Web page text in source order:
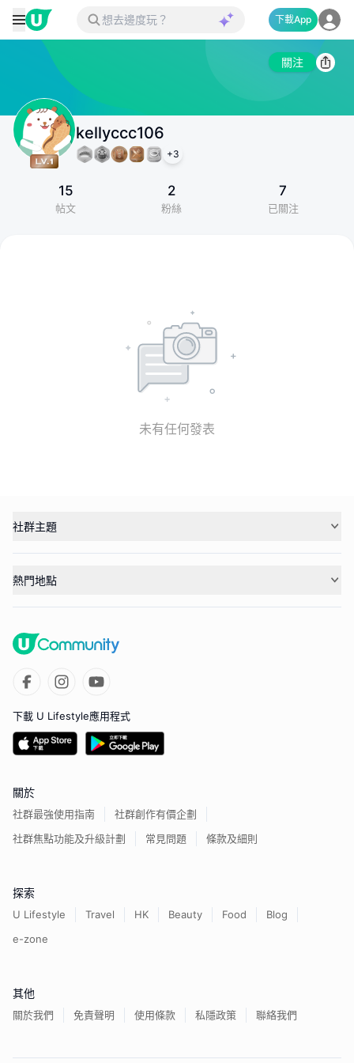
下載App
關注
kellyccc106
+3
15
帖文
2
粉絲
7
已關注
未有任何發表
社群主題
熱門地點
下載 U Lifestyle應用程式
關於
社群最強使用指南
社群創作有價企劃
社群焦點功能及升級計劃
常見問題 條款及細則
探索
U Lifestyle Travel HK Beauty Food
Blog
e-zone
其他
關於我們 免責聲明 使用條款 私隱政策 聯絡我們